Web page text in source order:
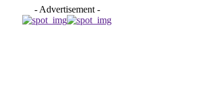
- Advertisement -